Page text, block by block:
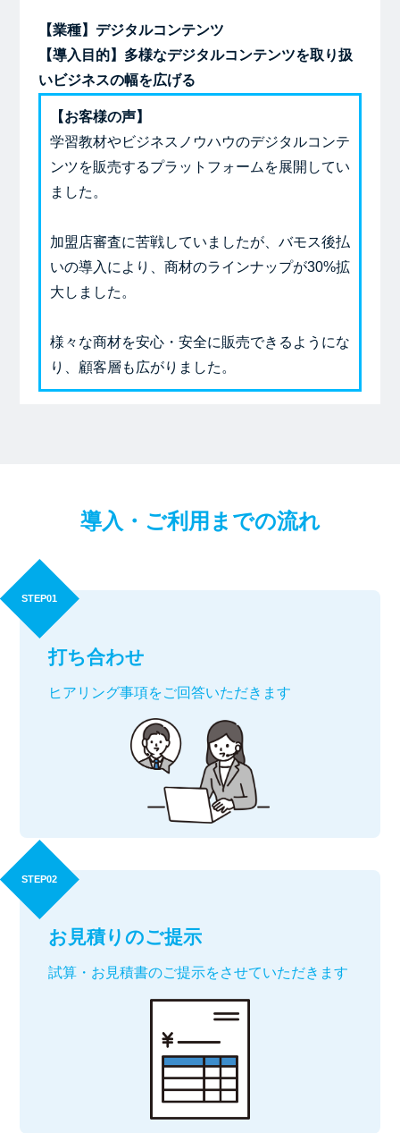
【業種】デジタルコンテンツ
【導入目的】多様なデジタルコンテンツを取り扱
いビジネスの幅を広げる
【お客様の声】
学習教材やビジネスノウハウのデジタルコンテ
ンツを販売するプラットフォームを展開してい
ました。
加盟店審査に苦戦していましたが、バモス後払
いの導入により、商材のラインナップが30%拡
大しました。
様々な商材を安心・安全に販売できるようにな
り、顧客層も広がりました。
導入・ご利用までの流れ
STEP01
打ち合わせ
ヒアリング事項をご回答いただきます
STEP02
お見積りのご提示
試算・お見積書のご提示をさせていただきます